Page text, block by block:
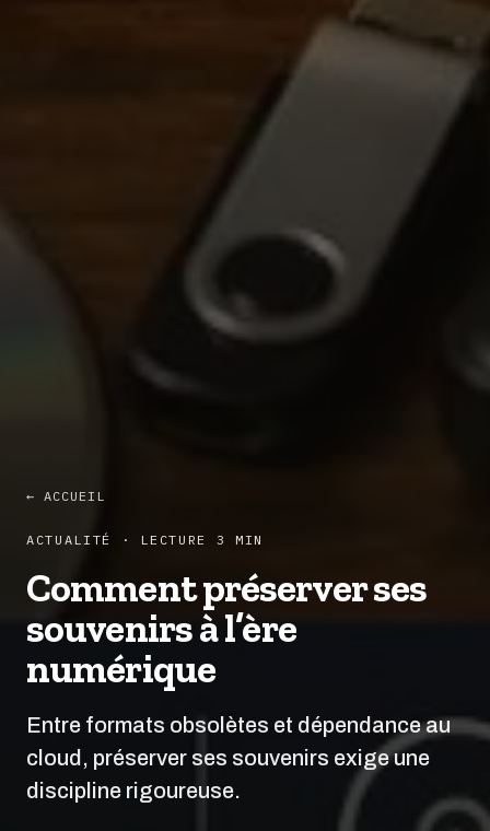
← ACCUEIL
ACTUALITÉ · LECTURE 3 MIN
Comment préserver ses
souvenirs à l’ère
numérique
Entre formats obsolètes et dépendance au
cloud, préserver ses souvenirs exige une
discipline rigoureuse.